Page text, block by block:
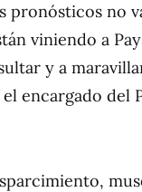
pronósticos no
viniendo a
y a
encargado del